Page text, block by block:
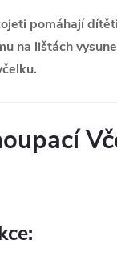
pomáhají
na lištách